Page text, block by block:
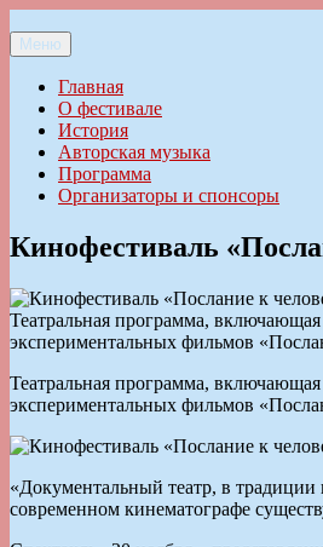
к
содержимому
Ильменский фестиваль авторской
Меню
Главная
О фестивале
История
Авторская музыка
Программа
Организаторы и спонсоры
Кинофестиваль
Театральная программа, включающая
экспериментальных фильмов
Театральная программа, включающая
экспериментальных фильмов
«Документальный театр, в традиции
современном кинематографе